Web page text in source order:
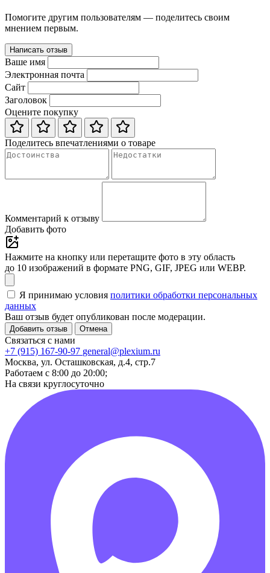
Помогите другим пользователям — поделитесь своим
мнением первым.
Написать отзыв
Ваше имя
Электронная почта
Сайт
Заголовок
Оцените покупку
Поделитесь впечатлениями о товаре
Комментарий к отзыву
Добавить фото
Нажмите на кнопку или перетащите фото в эту область
до 10 изображений в формате PNG, GIF, JPEG или WEBP.
Я принимаю условия политики обработки персональных
данных
Ваш отзыв будет опубликован после модерации.
Добавить отзыв Отмена
Связаться с нами
+7 (915) 167-90-97 general@plexium.ru
Москва, ул. Осташковская, д.4, стр.7
Работаем с 8:00 до 20:00;
На связи круглосуточно